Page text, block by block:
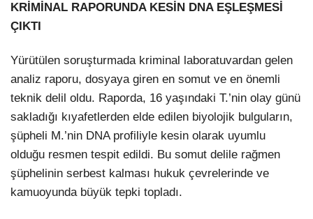
KRİMİNAL RAPORUNDA KESİN DNA EŞLEŞMESİ
ÇIKTI
Yürütülen soruşturmada kriminal laboratuvardan gelen
analiz raporu, dosyaya giren en somut ve en önemli
teknik delil oldu. Raporda, 16 yaşındaki T.’nin olay günü
sakladığı kıyafetlerden elde edilen biyolojik bulguların,
şüpheli M.’nin DNA profiliyle kesin olarak uyumlu
olduğu resmen tespit edildi. Bu somut delile rağmen
şüphelinin serbest kalması hukuk çevrelerinde ve
kamuoyunda büyük tepki topladı.